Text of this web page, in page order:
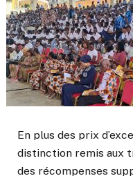
En plus des prix
distinction remis aux
des récompenses